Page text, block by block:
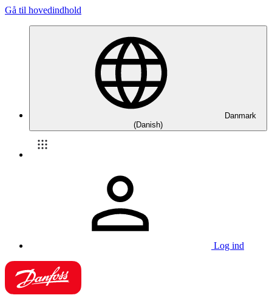
Gå til hovedindhold
Danmark
(Danish)
Log ind